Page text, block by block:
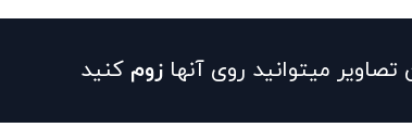
تصاویر میتوانید روی آنهازوم کنید